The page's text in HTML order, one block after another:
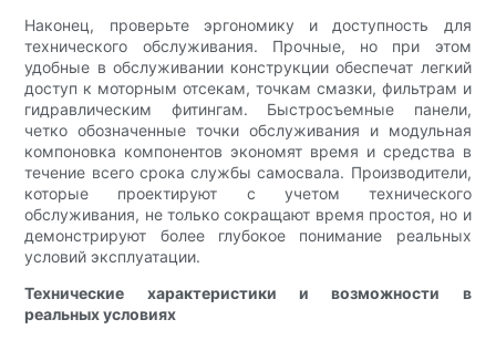
Наконец, проверьте эргономику и доступность для
технического обслуживания. Прочные, но при этом
удобные в обслуживании конструкции обеспечат легкий
доступ к моторным отсекам, точкам смазки, фильтрам и
гидравлическим фитингам. Быстросъемные панели,
четко обозначенные точки обслуживания и модульная
компоновка компонентов экономят время и средства в
течение всего срока службы самосвала. Производители,
которые проектируют с учетом технического
обслуживания, не только сокращают время простоя, но и
демонстрируют более глубокое понимание реальных
условий эксплуатации.
Технические характеристики и возможности в
реальных условиях